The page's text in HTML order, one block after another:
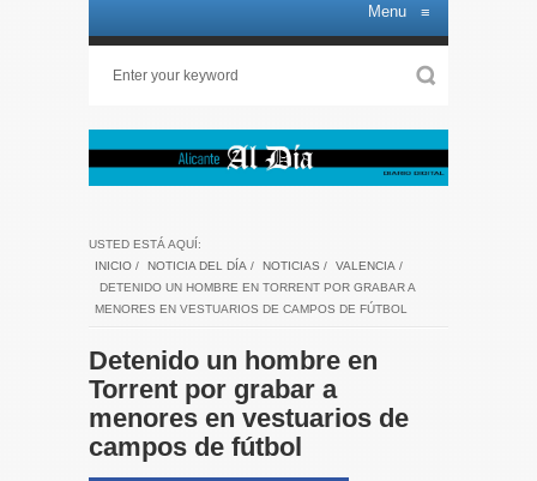
Menu ≡
USTED ESTÁ AQUÍ:
INICIO / NOTICIA DEL DÍA / NOTICIAS / VALENCIA /
DETENIDO UN HOMBRE EN TORRENT POR GRABAR A
MENORES EN VESTUARIOS DE CAMPOS DE FÚTBOL
Detenido un hombre en
Torrent por grabar a
menores en vestuarios de
campos de fútbol